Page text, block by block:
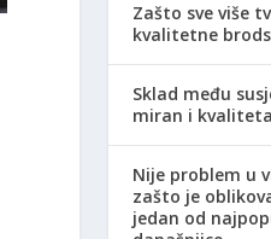
Zašto sve više
kvalitetne
Sklad među
miran i
Nije problem u
zašto je
jedan od